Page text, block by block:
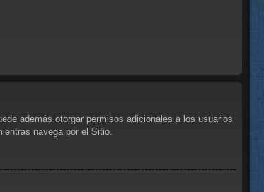
además otorgar permisos adicionales a los usuarios
navega por el Sitio.